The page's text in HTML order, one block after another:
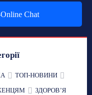
Chat
ТОП-НОВИНИ
ЗДОРОВʼЯ